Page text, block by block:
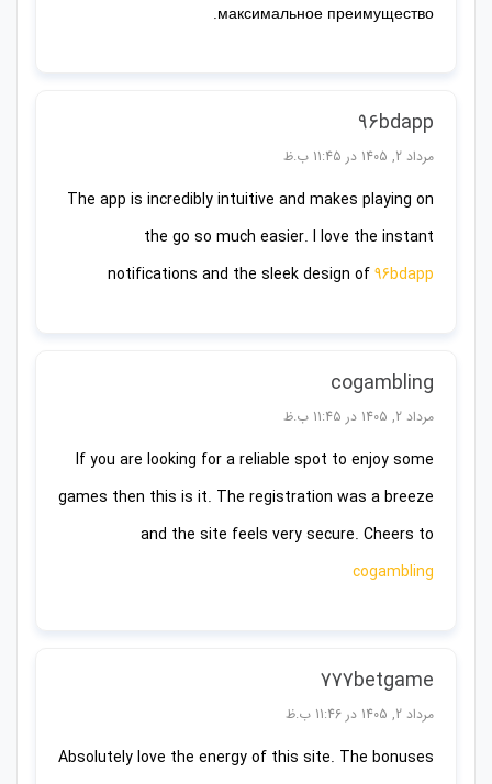
максимальное преимущество.
96bdapp
مرداد 2, 1405 در 11:45 ب.ظ
The app is incredibly intuitive and makes playing on
the go so much easier. I love the instant
notifications and the sleek design of96bdapp
cogambling
مرداد 2, 1405 در 11:45 ب.ظ
If you are looking for a reliable spot to enjoy some
games then this is it. The registration was a breeze
and the site feels very secure. Cheers to
cogambling
777betgame
مرداد 2, 1405 در 11:46 ب.ظ
Absolutely love the energy of this site. The bonuses